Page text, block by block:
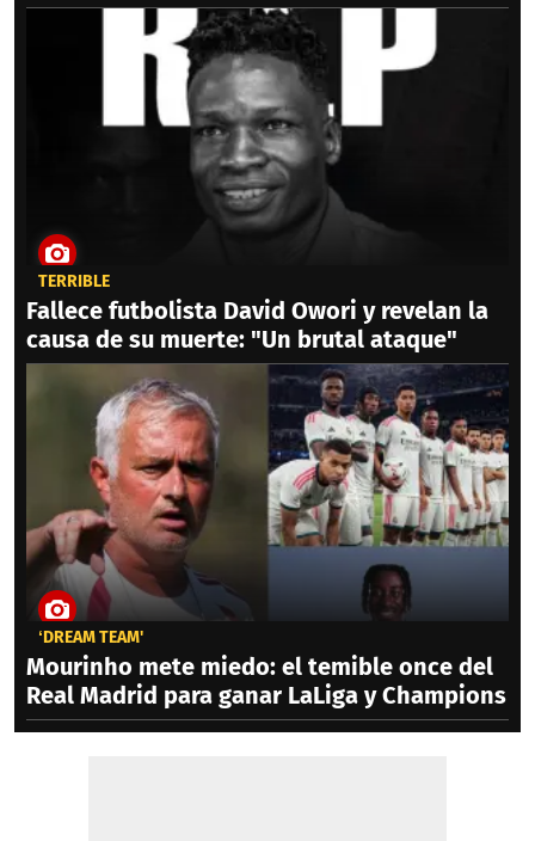
TERRIBLE
Fallece futbolista David Owori y revelan la
causa de su muerte: "Un brutal ataque"
‘DREAM TEAM'
Mourinho mete miedo: el temible once del
Real Madrid para ganar LaLiga y Champions